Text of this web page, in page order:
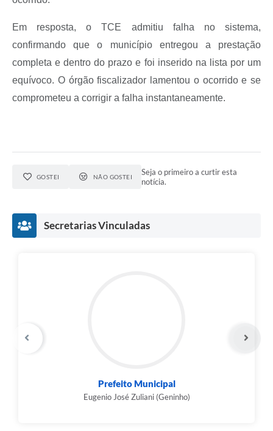
Em resposta, o TCE admitiu falha no sistema,
confirmando que o município entregou a prestação
completa e dentro do prazo e foi inserido na lista por um
equívoco. O órgão fiscalizador lamentou o ocorrido e se
comprometeu a corrigir a falha instantaneamente.
GOSTEI NÃO GOSTEI
Seja o primeiro a curtir esta
notícia.
Secretarias Vinculadas
Planejamento e Finanças
Cleber José Cisotto